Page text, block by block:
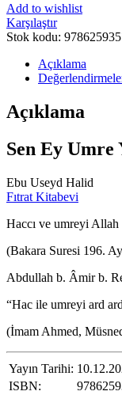
Add to wishlist
Karşılaştır
Stok kodu:
Açıklama
Açıklama
Sen Ey Umre
Ebu Useyd Halid
Fıtrat Kitabevi
Haccı ve umreyi
(Bakara Suresi 196.
Abdullah b. Âmir b.
“Hac ile umreyi ard
(İmam Ahmed,
Yayın Tarihi:
ISBN: